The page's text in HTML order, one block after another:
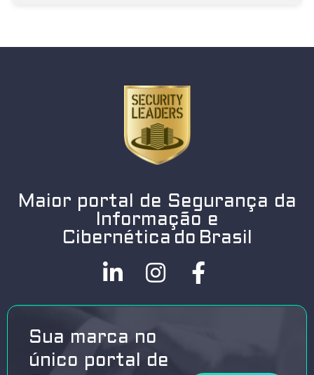
Maior portal de Segurança da
Informação e
Cibernética do Brasil
Sua marca no
único portal de